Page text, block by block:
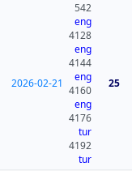
25
542
eng
4128
eng
4144
eng
4160
eng
4176
tur
4192
tur
2026-02-21